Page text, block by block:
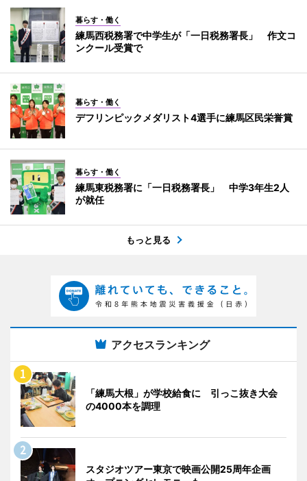
暮らす・働く
練馬西税務署で中学生が「一日税務署長」 作文コ
ンクール受賞で
暮らす・働く
デフリンピックメダリスト4選手に練馬区民栄誉賞
暮らす・働く
練馬東税務署に「一日税務署長」 中学3年生2人
が就任
もっと見る
アクセスランキング
「練馬大根」が学校給食に 引っこ抜き大会
の4000本を調理
スタジオツアー東京で映画公開25周年企画